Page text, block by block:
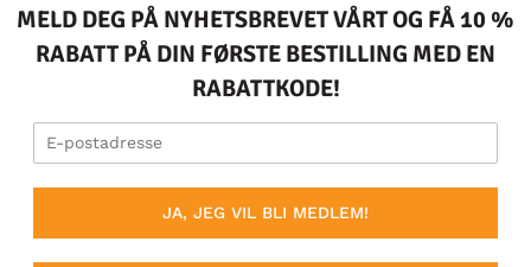
MELD DEG PÅ NYHETSBREVET VÅRT OG FÅ 10 %
RABATT PÅ DIN FØRSTE BESTILLING MED EN
RABATTKODE!
JA, JEG VIL BLI MEDLEM!